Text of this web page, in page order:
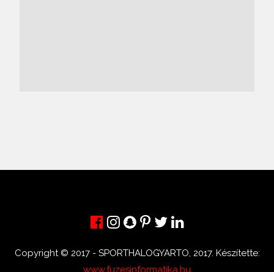
Copyright © 2017 - SPORTHALOGYARTO, 2017. Készítette:
www.fuzesinformatika.hu